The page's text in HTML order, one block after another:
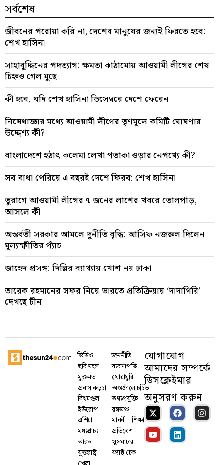
সর্বশেষ
জীবনের পরোয়া করি না, দেশের মানুষের জন্যই ফিরতে হবে:
শেখ হাসিনা
সাহাবু্দ্দিনের পদত্যাগ: ক্ষমতা কাঠামোয় আওয়ামী লীগের শেষ
চিহ্নও গেল মুছে
কী হবে, যদি শেখ হাসিনা ডিসেম্বরে দেশে ফেরেন
নিষেধাজ্ঞার মধ্যে আওয়ামী লীগের তৃণমূলে কমিটি ঘোষণার
উদ্দেশ্য কী?
বাংলাদেশে হঠাৎ কলেমা লেখা পতাকা ওড়ার নেপথ্যে কী?
সব বাধা পেরিয়ে এ বছরই দেশে ফিরব: শেখ হাসিনা
তুরাগে আওয়ামী লীগের ৭ জনের লাশের খবরে তোলপাড়,
আসলে কী
অন্তর্বর্তী সরকার আমলে দুর্নীতি বৃদ্ধি: আসিফ নজরুল দিলেন
মূল্যস্ফীতির প্যাঁচ
জাহেদ প্রসঙ্গ: দিল্লির ব্যাখ্যায় খোশ নয় ঢাকা
তারেক রহমানের সফর নিয়ে ভারতে প্রতিক্রিয়ায় ‘দাদাগিরি’
দেখছে চীন
ভিডিও
ছবি মহল
মুক্তমত
প্রবাস কড়চা
বিশ্বমণ্ডল
ইউরোপ
এশিয়া
মধ্যপ্রাচ্য
ভারত
যুক্তরাষ্ট্র
জননীতি
ব্যবসাপাতি
ঘোরাঘুরি
অন্তর্জালে চর্চিত
তথ্যপ্রযু্ক্তি
রঙ্গমঞ্চ
মানবী
শিক্ষা
প্রতিবেশ
সুসমাচার
ফ্যাক্ট চেক
যোগাযোগ
আমাদের সম্পর্কে
ডিসক্লেইমার
অনুসরণ করুন